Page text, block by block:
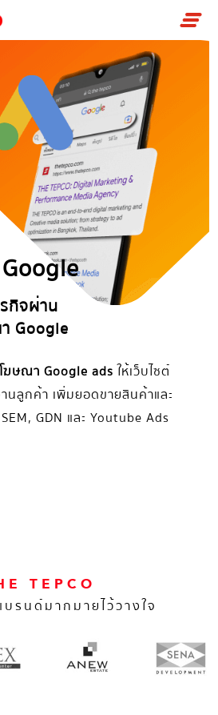
กิจผ่าน
Google
ฆษณา Google adsให้เว็บไซต์
นลูกค้า เพิ่มยอดขายสินค้าและ
GDN และ Youtube Ads
TEPCO
บรนด์มากมายไว้วางใจ